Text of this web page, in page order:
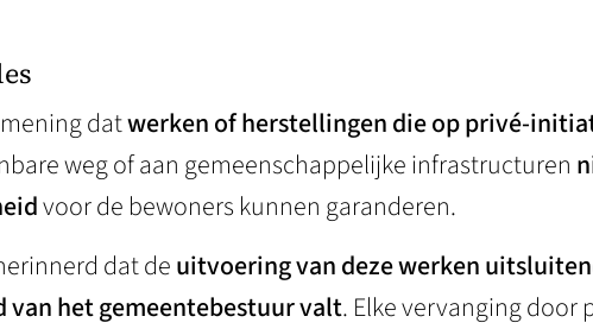
datwerken of herstellingen die op privé-
weg of aan gemeenschappelijke infrastructuren
voor de bewoners kunnen garanderen.
dat deuitvoering van deze werken
het gemeentebestuur valt. Elke vervanging door